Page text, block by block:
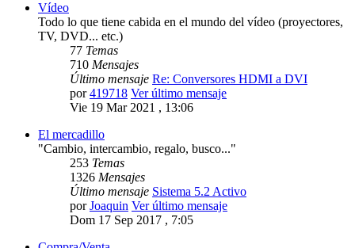
Vídeo
Todo lo que tiene cabida en el mundo del vídeo (proyectores,
TV, DVD... etc.)
77 Temas
710 Mensajes
Último mensaje Re: Conversores HDMI a DVI
por419718 Ver último mensaje
Vie 19 Mar 2021 , 13:06
El mercadillo
"Cambio, intercambio, regalo, busco..."
253 Temas
1326 Mensajes
Último mensaje Sistema 5.2 Activo
porJoaquin Ver último mensaje
Dom 17 Sep 2017 , 7:05